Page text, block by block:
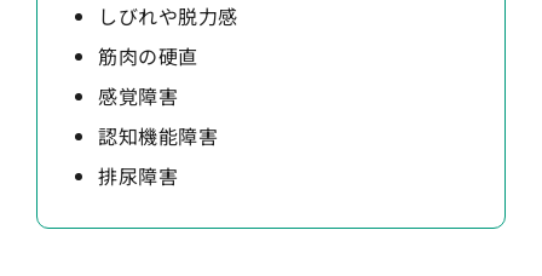
しびれや脱力感
筋肉の硬直
感覚障害
認知機能障害
排尿障害